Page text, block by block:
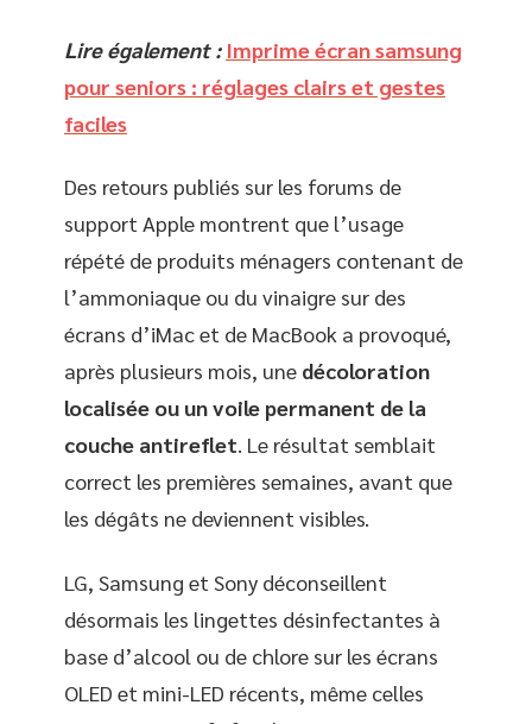
Lire également : Imprime écran samsung
pour seniors : réglages clairs et gestes
faciles
Des retours publiés sur les forums de
support Apple montrent que l’usage
répété de produits ménagers contenant de
l’ammoniaque ou du vinaigre sur des
écrans d’iMac et de MacBook a provoqué,
après plusieurs mois, une décoloration
localisée ou un voile permanent de la
couche antireflet. Le résultat semblait
correct les premières semaines, avant que
les dégâts ne deviennent visibles.
LG, Samsung et Sony déconseillent
désormais les lingettes désinfectantes à
base d’alcool ou de chlore sur les écrans
OLED et mini-LED récents, même celles